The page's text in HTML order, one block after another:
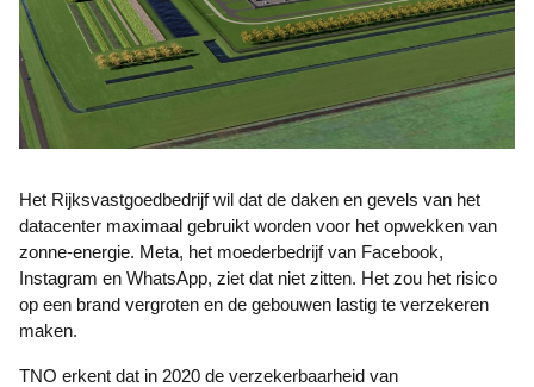
Het Rijksvastgoedbedrijf wil dat de daken en gevels van het
datacenter maximaal gebruikt worden voor het opwekken van
zonne-energie. Meta, het moederbedrijf van Facebook,
Instagram en WhatsApp, ziet dat niet zitten. Het zou het risico
op een brand vergroten en de gebouwen lastig te verzekeren
maken.
TNO erkent dat in 2020 de verzekerbaarheid van